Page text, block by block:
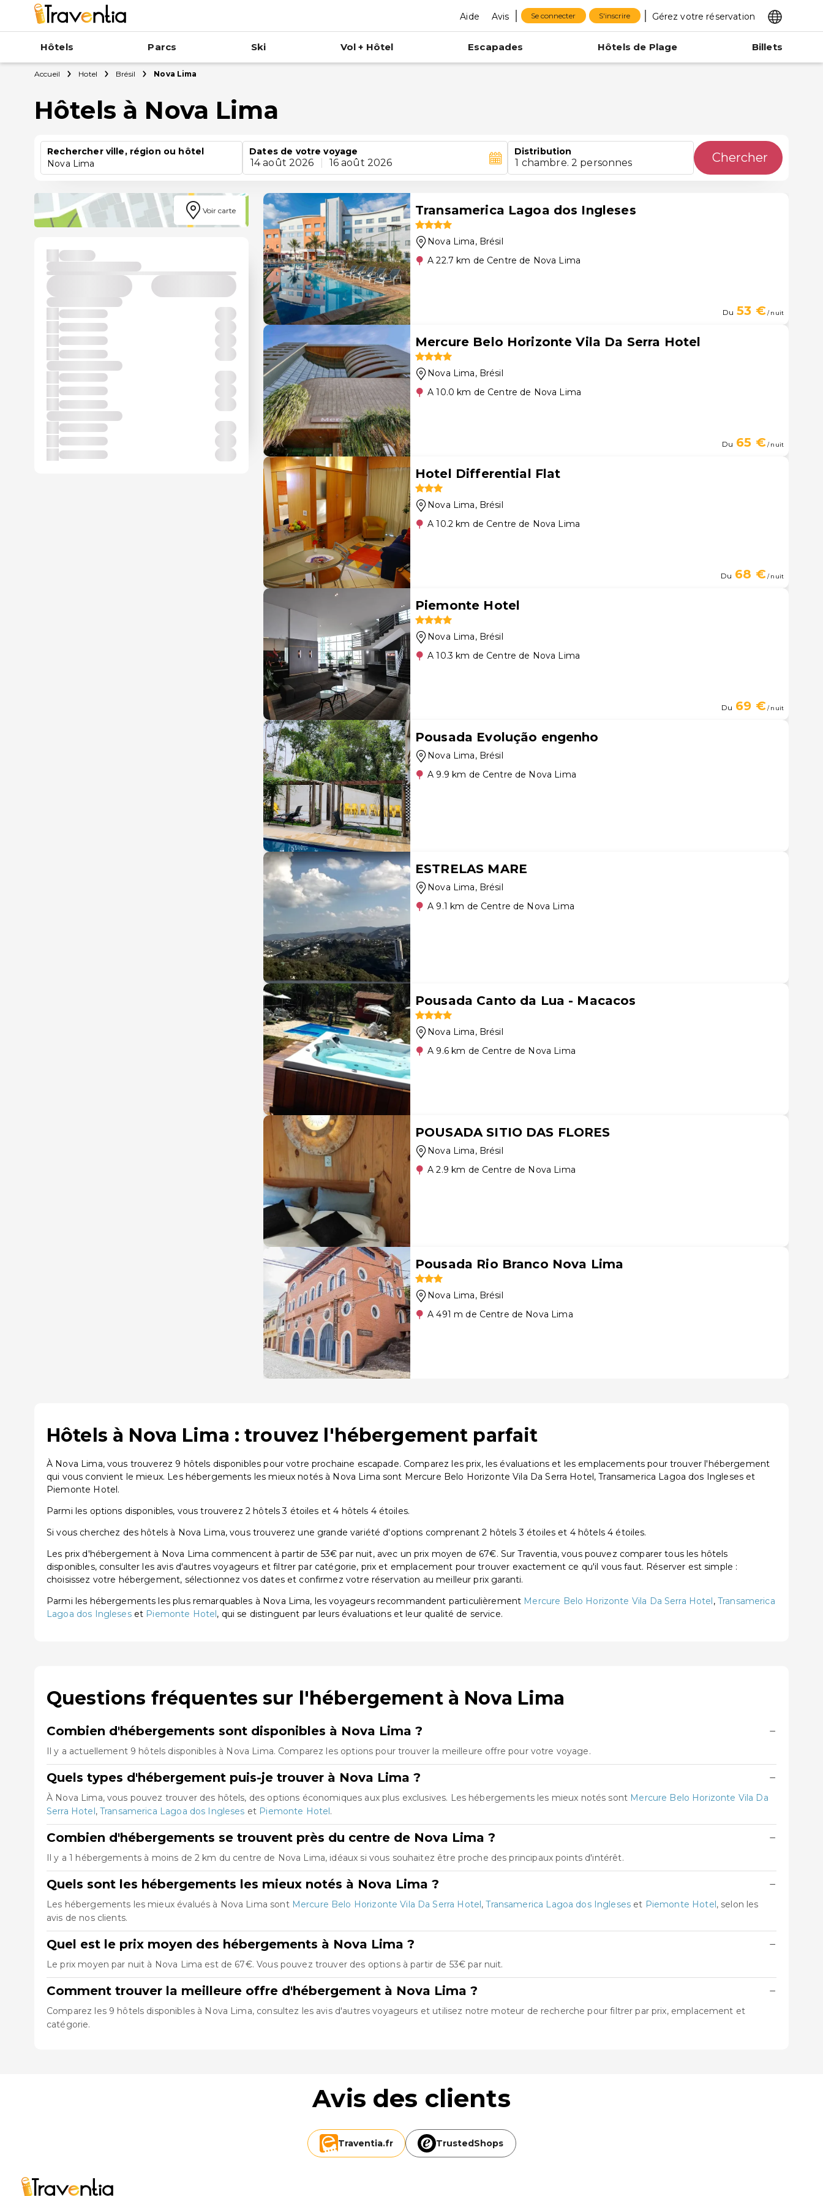
Aide Avis Se connecter S'inscrire Gérez votre réservation
Hôtels Parcs Ski Vol + Hôtel Escapades Hôtels de Plage Billets
Accueil Hotel Brésil Nova Lima
Hôtels à Nova Lima
Rechercher ville, région ou hôtel
Nova Lima
Dates de votre voyage
14 août 2026 16 août 2026
Distribution
1 chambre. 2 personnes Chercher
Voir carte Transamerica Lagoa dos Ingleses
Nova Lima, Brésil
A 22.7 km de Centre de Nova Lima
Du 53 €/ nuit
Mercure Belo Horizonte Vila Da Serra Hotel
Nova Lima, Brésil
A 10.0 km de Centre de Nova Lima
Du 65 €/ nuit
Hotel Differential Flat
Nova Lima, Brésil
A 10.2 km de Centre de Nova Lima
Du 68 €/ nuit
Piemonte Hotel
Nova Lima, Brésil
A 10.3 km de Centre de Nova Lima
Du 69 €/ nuit
Pousada Evolução engenho
Nova Lima, Brésil
A 9.9 km de Centre de Nova Lima
ESTRELAS MARE
Nova Lima, Brésil
A 9.1 km de Centre de Nova Lima
Pousada Canto da Lua - Macacos
Nova Lima, Brésil
A 9.6 km de Centre de Nova Lima
POUSADA SITIO DAS FLORES
Nova Lima, Brésil
A 2.9 km de Centre de Nova Lima
Pousada Rio Branco Nova Lima
Nova Lima, Brésil
A 491 m de Centre de Nova Lima
Hôtels à Nova Lima : trouvez l'hébergement parfait
À Nova Lima, vous trouverez 9 hôtels disponibles pour votre prochaine escapade. Comparez les prix, les évaluations et les emplacements pour trouver l'hébergement
qui vous convient le mieux. Les hébergements les mieux notés à Nova Lima sont Mercure Belo Horizonte Vila Da Serra Hotel, Transamerica Lagoa dos Ingleses et
Piemonte Hotel.
Parmi les options disponibles, vous trouverez 2 hôtels 3 étoiles et 4 hôtels 4 étoiles.
Si vous cherchez des hôtels à Nova Lima, vous trouverez une grande variété d'options comprenant 2 hôtels 3 étoiles et 4 hôtels 4 étoiles.
Les prix d'hébergement à Nova Lima commencent à partir de 53€ par nuit, avec un prix moyen de 67€. Sur Traventia, vous pouvez comparer tous les hôtels
disponibles, consulter les avis d'autres voyageurs et filtrer par catégorie, prix et emplacement pour trouver exactement ce qu'il vous faut. Réserver est simple :
choisissez votre hébergement, sélectionnez vos dates et confirmez votre réservation au meilleur prix garanti.
Parmi les hébergements les plus remarquables à Nova Lima, les voyageurs recommandent particulièrement Mercure Belo Horizonte Vila Da Serra Hotel, Transamerica
Lagoa dos Ingleseset Piemonte Hotel, qui se distinguent par leurs évaluations et leur qualité de service.
Questions fréquentes sur l'hébergement à Nova Lima
Combien d'hébergements sont disponibles à Nova Lima ? −
Il y a actuellement 9 hôtels disponibles à Nova Lima. Comparez les options pour trouver la meilleure offre pour votre voyage.
Quels types d'hébergement puis-je trouver à Nova Lima ? −
À Nova Lima, vous pouvez trouver des hôtels, des options économiques aux plus exclusives. Les hébergements les mieux notés sont Mercure Belo Horizonte Vila Da
Serra Hotel, Transamerica Lagoa dos Ingleses et Piemonte Hotel.
Combien d'hébergements se trouvent près du centre de Nova Lima ? −
Il y a 1 hébergements à moins de 2 km du centre de Nova Lima, idéaux si vous souhaitez être proche des principaux points d'intérêt.
Quels sont les hébergements les mieux notés à Nova Lima ? −
Les hébergements les mieux évalués à Nova Lima sont Mercure Belo Horizonte Vila Da Serra Hotel,Transamerica Lagoa dos Ingleses et Piemonte Hotel, selon les
avis de nos clients.
Quel est le prix moyen des hébergements à Nova Lima ? −
Le prix moyen par nuit à Nova Lima est de 67€. Vous pouvez trouver des options à partir de 53€ par nuit.
Comment trouver la meilleure offre d'hébergement à Nova Lima ? −
Comparez les 9 hôtels disponibles à Nova Lima, consultez les avis d'autres voyageurs et utilisez notre moteur de recherche pour filtrer par prix, emplacement et
catégorie.
Avis des clients
Traventia.fr TrustedShops